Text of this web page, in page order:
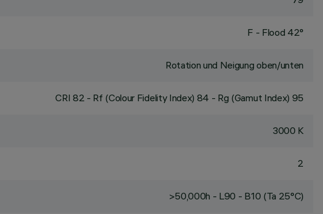
F - Flood 42°
Rotation und Neigung oben/unten
CRI 82 - Rf (Colour Fidelity Index) 84 - Rg (Gamut Index) 95
3000 K
2
>50,000h - L90 - B10 (Ta 25°C)